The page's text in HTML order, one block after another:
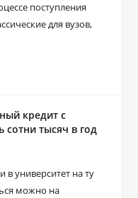
поступления
для вузов,
кредит с
сотни тысяч в год
в университет на ту
можно на